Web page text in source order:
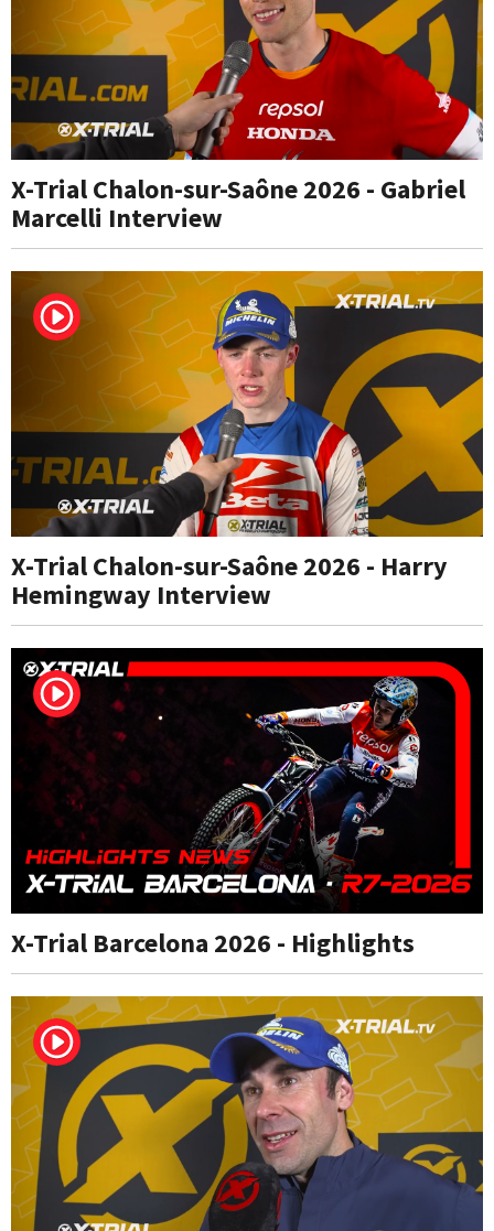
X-Trial Chalon-sur-Saône 2026 - Gabriel
Marcelli Interview
X-Trial Chalon-sur-Saône 2026 - Harry
Hemingway Interview
X-Trial Barcelona 2026 - Highlights